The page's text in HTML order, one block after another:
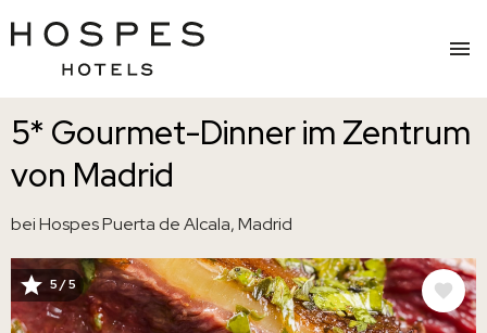
zum
5* Gourmet-Dinner im Zentrum
von Madrid
bei Hospes Puerta de Alcala, Madrid
BILD
5 / 5